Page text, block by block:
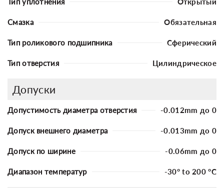
Смазка Обязательная
Тип роликового подшипника Сферический
Тип отверстия Цилиндрическое
Допуски
Допустимость диаметра отверстия -0.012mm до 0
Допуск внешнего диаметра -0.013mm до 0
Допуск по ширине -0.06mm до 0
Диапазон температур -30° to 200 °C